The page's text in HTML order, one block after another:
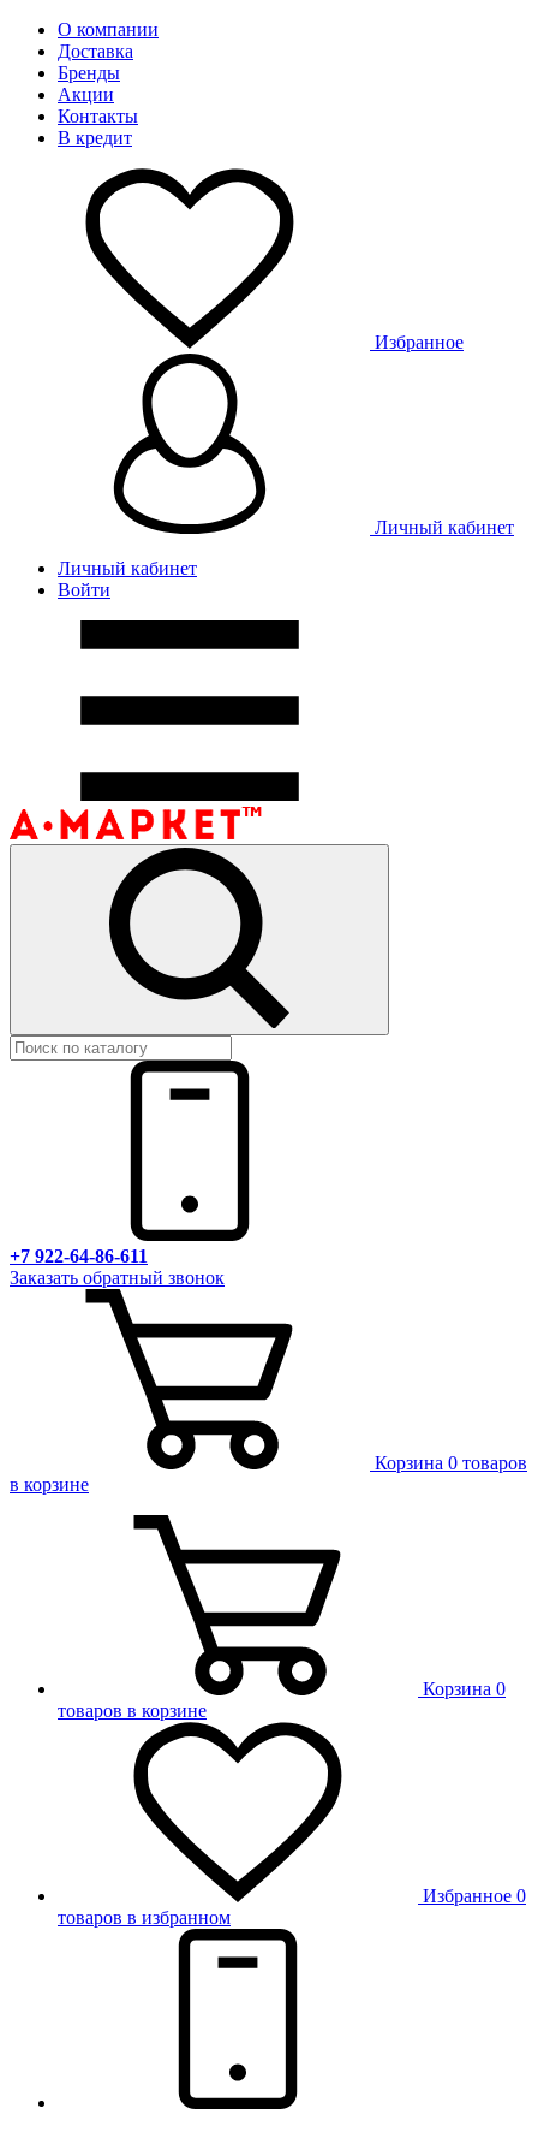
О компании
Доставка
Бренды
Акции
Контакты
В кредит
Избранное
Личный кабинет
Личный кабинет
Войти
+7 922-64-86-611
Заказать обратный звонок
Корзина 0 товаров
в корзине
Корзина 0
товаров в корзине
Избранное 0
товаров в избранном